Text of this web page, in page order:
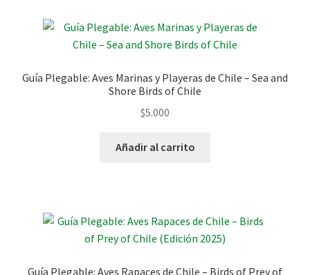
Guía Plegable: Aves Marinas y Playeras de Chile – Sea and
Shore Birds of Chile
$5.000
Añadir al carrito
Guía Plegable: Aves Rapaces de Chile – Birds of Prey of